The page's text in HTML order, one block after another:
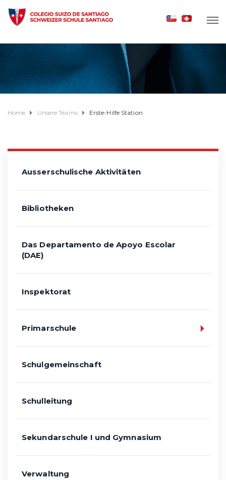
Home Unsere Teams Erste-Hilfe Station
Ausserschulische Aktivitäten
Bibliotheken
Das Departamento de Apoyo Escolar
(DAE)
Inspektorat
Primarschule
Schulgemeinschaft
Schulleitung
Sekundarschule I und Gymnasium
Verwaltung